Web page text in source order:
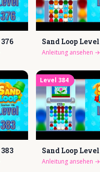
376 Sand Loop Level
Anleitung ansehen →
383
Level 384
Sand Loop Level
Anleitung ansehen →